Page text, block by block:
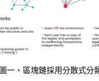
圖一、區塊鏈採用分散式分